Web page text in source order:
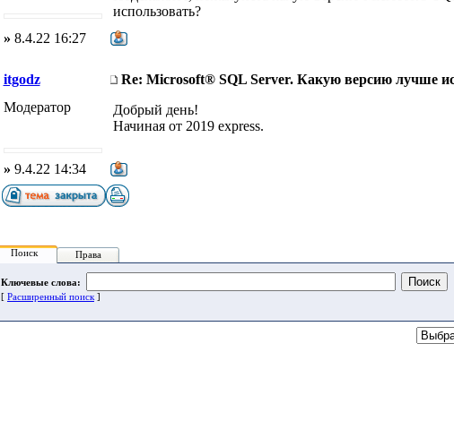
использовать?
» 8.4.22 16:27
itgodz
Re: Microsoft® SQL Server. Какую версию лучше
Модератор
Добрый день!
Начиная от 2019 express.
» 9.4.22 14:34
Поиск Права
Ключевые слова:
[ Расширенный поиск ]